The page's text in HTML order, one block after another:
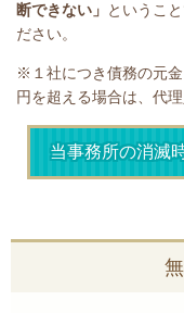
断できない」 というこ
ださい。
※１社につき債務の元
円を超える場合は、代
当事務所の消滅